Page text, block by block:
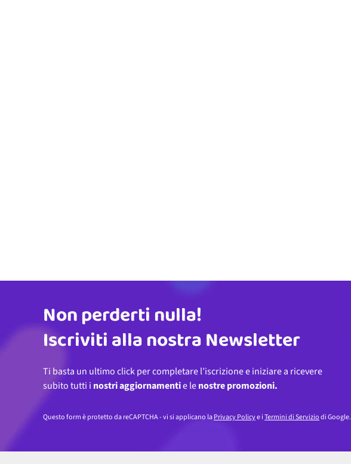
Indirizzo email
Non perderti nulla!
Iscriviti alla nostra Newsletter
Ti basta un ultimo click per completare l’iscrizione e iniziare a ricevere
subito tutti i nostri aggiornamentie lenostre promozioni.
Questo form è protetto da reCAPTCHA - vi si applicano laPrivacy Policye iTermini di Serviziodi Google.